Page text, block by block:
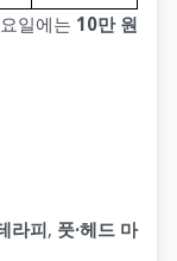
일에는 10만 원
라피, 풋·헤드 마